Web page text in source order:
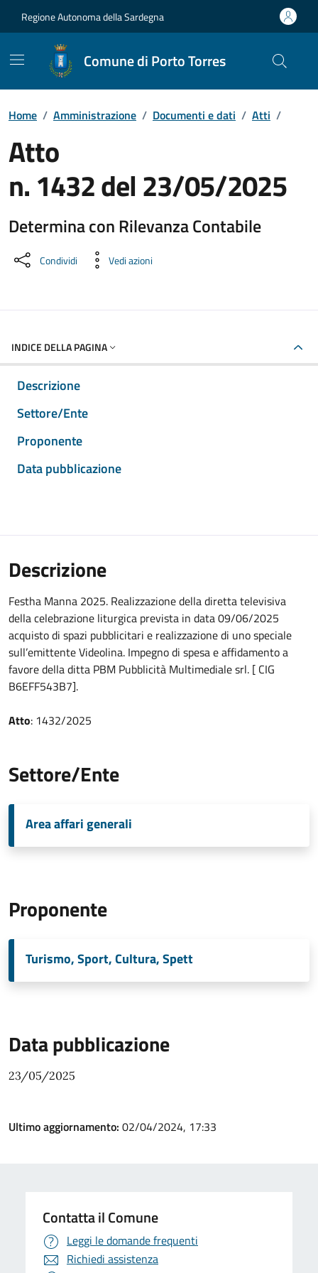
Regione Autonoma della Sardegna
Comune di Porto Torres
Home / Amministrazione / Documenti e dati / Atti /
Atto
n. 1432 del 23/05/2025
Determina con Rilevanza Contabile
Dettaglio del documento
Condividi Vedi azioni
INDICE DELLA PAGINA
Descrizione
Settore/Ente
Proponente
Data pubblicazione
Descrizione
Festha Manna 2025. Realizzazione della diretta televisiva
della celebrazione liturgica prevista in data 09/06/2025
acquisto di spazi pubblicitari e realizzazione di uno speciale
sull’emittente Videolina. Impegno di spesa e affidamento a
favore della ditta PBM Pubblicità Multimediale srl. [ CIG
B6EFF543B7].
Atto: 1432/2025
Settore/Ente
Area affari generali
Proponente
Turismo, Sport, Cultura, Spett
Data pubblicazione
23/05/2025
Ultimo aggiornamento: 02/04/2024, 17:33
Contatta il Comune
Leggi le domande frequenti
Richiedi assistenza